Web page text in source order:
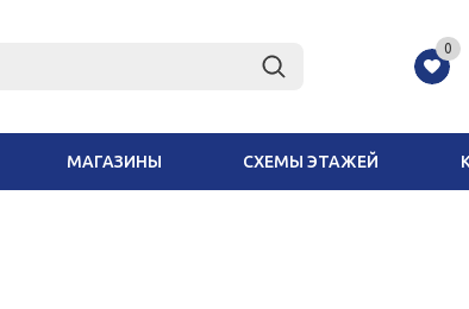
0
МАГАЗИНЫ СХЕМЫ ЭТАЖЕЙ